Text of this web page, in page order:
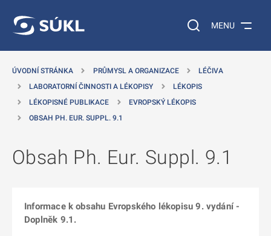
Vyhledávání na
MENU
ÚVODNÍ STRÁNKA PRŮMYSL A ORGANIZACE
LÉČIVA
LABORATORNÍ ČINNOSTI A LÉKOPISY
LÉKOPIS
LÉKOPISNÉ PUBLIKACE
EVROPSKÝ LÉKOPIS
OBSAH PH. EUR. SUPPL. 9.1
Obsah Ph. Eur. Suppl. 9.1
Informace k obsahu Evropského lékopisu 9. vydání -
Doplněk 9.1.